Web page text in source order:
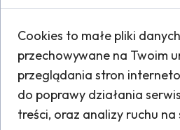
Cookies to małe pliki
przechowywane na Twoim
przeglądania stron
do poprawy działania
treści, oraz analizy ruchu na